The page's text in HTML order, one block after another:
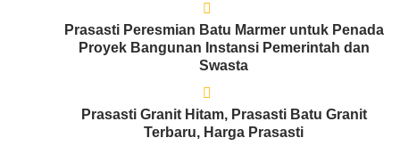
Prasasti Peresmian Batu Marmer untuk Penada
Proyek Bangunan Instansi Pemerintah dan
Swasta
Prasasti Granit Hitam, Prasasti Batu Granit
Terbaru, Harga Prasasti